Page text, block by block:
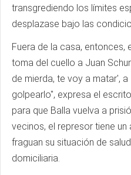
transgrediendo los límites
desplazase bajo las
Fuera de la casa, entonces,
toma del cuello a Juan
de mierda, te voy a matar',
golpearlo", expresa el
para que Balla vuelva a
vecinos, el represor tiene
fraguan su situación de
domiciliaria.